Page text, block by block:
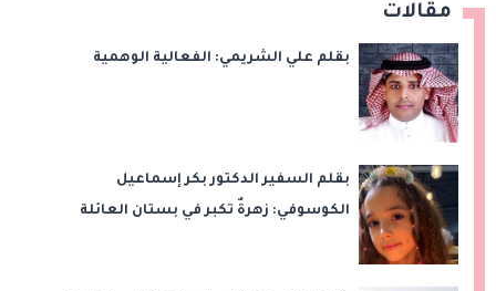
مقالات
بقلم علي الشريمي: الفعالية الوهمية
بقلم السفير الدكتور بكر إسماعيل
الكوسوفي: زهرةٌ تكبر في بستان العائلة